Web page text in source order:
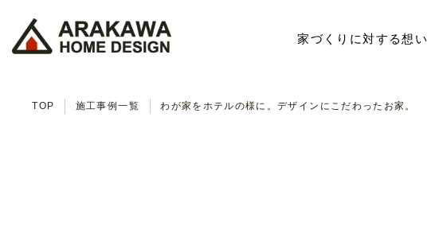
家づくりに対する想い
TOP 施工事例一覧 わが家をホテルの様に。デザインにこだわったお家。